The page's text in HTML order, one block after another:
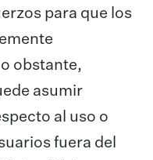
para que los
obstante,
asumir
al uso o
fuera del